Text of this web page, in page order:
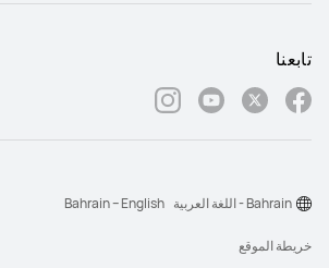
تابعنا
خريطة الموقع
Bahrain - اللغة العربية Bahrain – English